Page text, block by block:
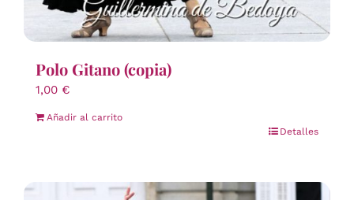
Polo Gitano (copia)
1,00 €
Añadir al carrito
Detalles